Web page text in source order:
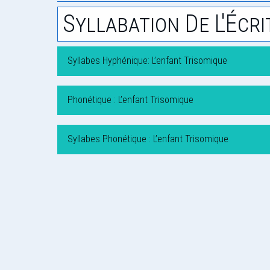
Syllabation De
Syllabes Hyphénique: L’enfant Trisomique
Phonétique : L’enfant Trisomique
Syllabes Phonétique : L’enfant Trisomique